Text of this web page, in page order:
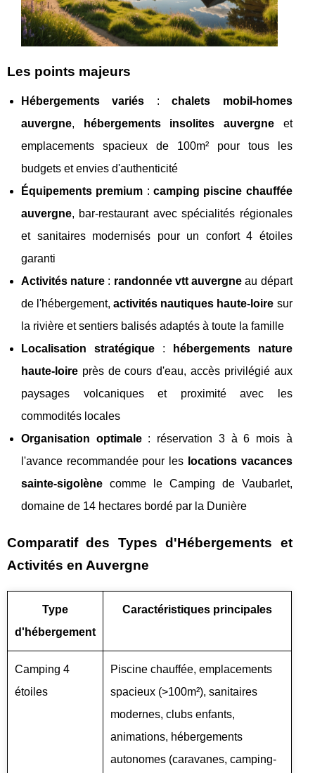
Les points majeurs
Hébergementsvariés :chalets mobil-homes
auvergne, hébergements insolites auvergneet
emplacements spacieux de 100m² pour tous les
budgets et envies d'authenticité
Équipements premium : camping piscine chauffée
auvergne, bar-restaurant avec spécialités régionales
et sanitaires modernisés pour un confort 4 étoiles
garanti
Activités nature : randonnée vtt auvergne au départ
de l'hébergement,activités nautiques haute-loire sur
la rivière et sentiers balisés adaptés à toute la famille
Localisation stratégique:
hébergements nature
haute-loire près de cours d'eau, accès privilégié aux
paysages volcaniques et proximité avec les
commodités locales
Organisation optimale: réservation 3 à 6 mois à
l'avance recommandée pour les locations vacances
sainte-sigolène comme le Camping de Vaubarlet,
domaine de 14 hectares bordé par la Dunière
Comparatif des Types d'Hébergements et
Activités en Auvergne
Type
d'hébergement
Caractéristiques principales
Camping 4
étoiles
Piscine chauffée, emplacements
spacieux (>100m²), sanitaires
modernes, clubs enfants,
animations, hébergements
autonomes (caravanes, camping-